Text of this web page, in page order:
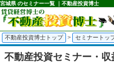
宮城県 のセミナー一覧 ｜不動産投資博士
不動産投資博士トップ > セミナートッ
不動産投資セミナー・